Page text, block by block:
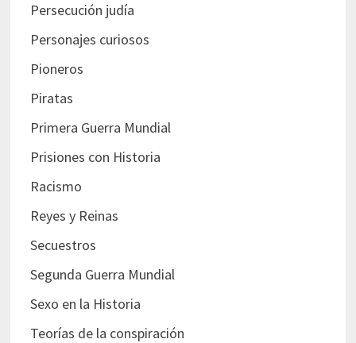
Persecución judía
Personajes curiosos
Pioneros
Piratas
Primera Guerra Mundial
Prisiones con Historia
Racismo
Reyes y Reinas
Secuestros
Segunda Guerra Mundial
Sexo en la Historia
Teorías de la conspiración